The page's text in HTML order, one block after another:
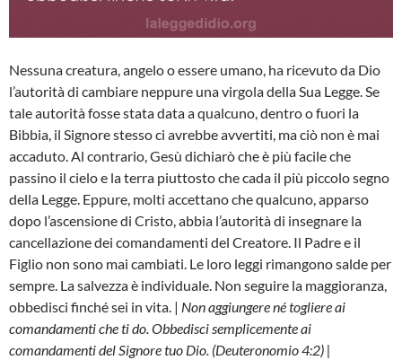
Nessuna creatura, angelo o essere umano, ha ricevuto da Dio
l’autorità di cambiare neppure una virgola della Sua Legge. Se
tale autorità fosse stata data a qualcuno, dentro o fuori la
Bibbia, il Signore stesso ci avrebbe avvertiti, ma ciò non è mai
accaduto. Al contrario, Gesù dichiarò che è più facile che
passino il cielo e la terra piuttosto che cada il più piccolo segno
della Legge. Eppure, molti accettano che qualcuno, apparso
dopo l’ascensione di Cristo, abbia l’autorità di insegnare la
cancellazione dei comandamenti del Creatore. Il Padre e il
Figlio non sono mai cambiati. Le loro leggi rimangono salde per
sempre. La salvezza è individuale. Non seguire la maggioranza,
obbedisci finché sei in vita. | Non aggiungere né togliere ai
comandamenti che ti do. Obbedisci semplicemente ai
comandamenti del Signore tuo Dio. (Deuteronomio 4:2) |